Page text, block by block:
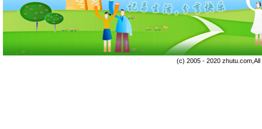
(c) 2005 - 2020